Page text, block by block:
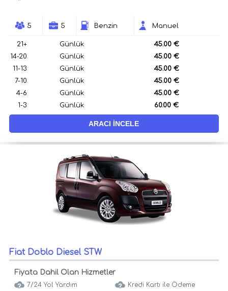
5 5 Benzin Manuel
21+
Günlük
14-20
Günlük
11-13
Günlük
7-10
Günlük
4-6
Günlük
1-3
Günlük
45.00 €
45.00 €
45.00 €
45.00 €
45.00 €
60.00 €
ARACI İNCELE
Fiat Doblo Diesel STW
Fiyata Dahil Olan Hizmetler
7/24 Yol Yardım
Kredi Kartı ile Ödeme